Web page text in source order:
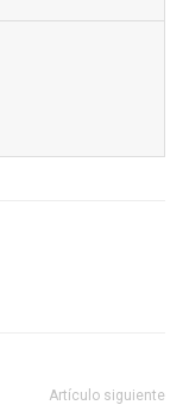
Artículo siguiente